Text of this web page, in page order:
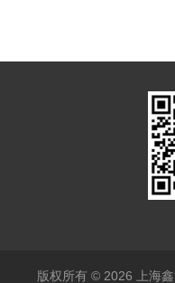
版权所有 © 2026 上海